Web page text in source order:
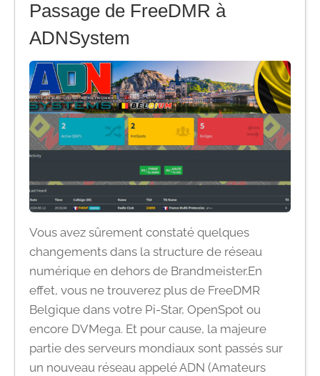
Passage de FreeDMR à
ADNSystem
Vous avez sûrement constaté quelques
changements dans la structure de réseau
numérique en dehors de Brandmeister.En
effet, vous ne trouverez plus de FreeDMR
Belgique dans votre Pi-Star, OpenSpot ou
encore DVMega. Et pour cause, la majeure
partie des serveurs mondiaux sont passés sur
un nouveau réseau appelé ADN (Amateurs